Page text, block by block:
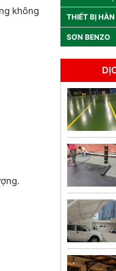
không
THIẾT BỊ
SƠN BENZO